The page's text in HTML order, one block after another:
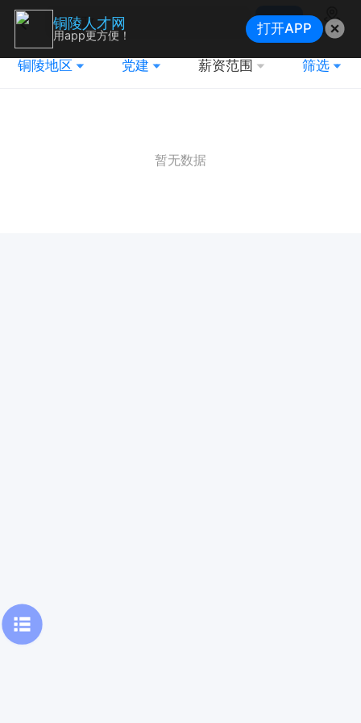
搜索
地图
铜陵地区 党建 薪资范围 筛选
暂无数据
铜陵人才网
用app更方便！ 打开APP